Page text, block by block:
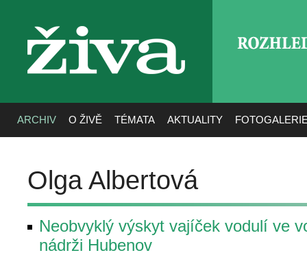
živa
ARCHIV O ŽIVĚ TÉMATA AKTUALITY
Olga Albertová
Neobvyklý výskyt vajíček vodulí ve
nádrži Hubenov